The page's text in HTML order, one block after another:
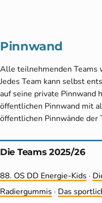
Pinnwand
Alle teilnehmenden Teams
Jedes Team kann selbst
auf seine private Pinnwand
öffentlichen Pinnwand mit
öffentlichen Pinnwände der
Die Teams 2025/26
88. OS DD Energie-Kids ·
Radiergummis · Das